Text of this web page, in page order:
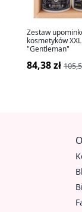
Zestaw
kosmetyków XXL
"Gentleman"
84,38 zł